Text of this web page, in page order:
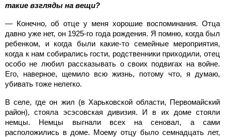
такие взгляды на вещи?
— Конечно, об отце у меня хорошие воспоминания. Отца
давно уже нет, он 1925-го года рождения. Я помню, когда был
ребенком, и когда были какие-то семейные мероприятия,
когда к нам собирались гости, родственники приходили, отец
особо не любил рассказывать о своих подвигах на войне.
Его, наверное, щемило всю жизнь, потому что, я думаю,
убивать тоже нелегко.
В селе, где он жил (в Харьковской области, Первомайский
район), стояла эсэсовская дивизия. И в их доме стояли
немцы. Немцы выгнали всех на сеновал, а сами
расположились в доме. Моему отцу было семнадцать лет,